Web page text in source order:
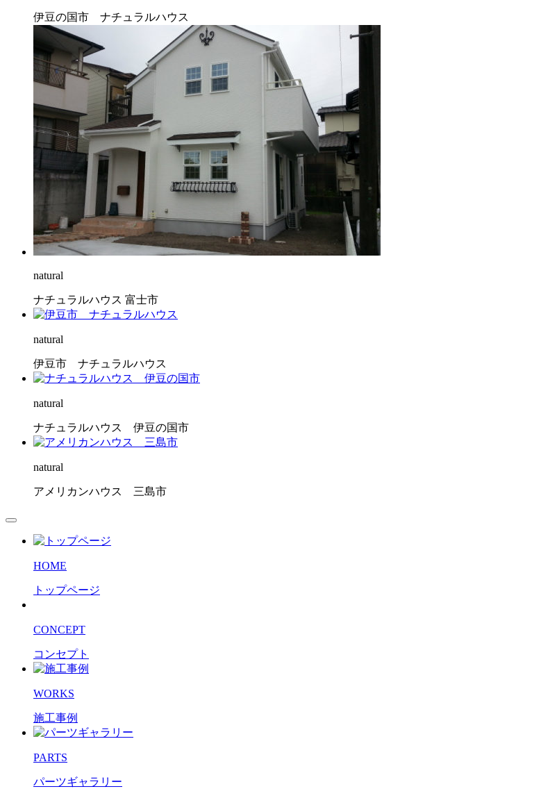
伊豆の国市 ナチュラルハウス
natural
ナチュラルハウス 富士市
natural
伊豆市 ナチュラルハウス
natural
ナチュラルハウス 伊豆の国市
natural
アメリカンハウス 三島市
HOME
トップページ
CONCEPT
コンセプト
WORKS
施工事例
PARTS
パーツギャラリー